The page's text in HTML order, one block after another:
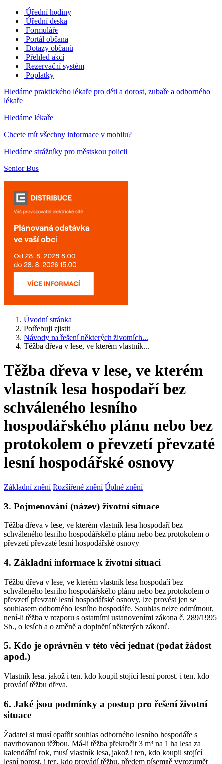
Úřední hodiny
Úřední deska
Formuláře
Portál občana
Dotazy občanů
Přehled akcí
Rezervační systém
Poplatky
Hledáme praktického lékaře pro děti a dorost, zubaře a odborného
lékaře
Hledáme lékaře
Chcete mít všechny informace v mobilu?
Hledáme strážníky pro městskou policii
Senior Bus
Úvodní stránka
Potřebuji zjistit
Návody na řešení některých životních...
Těžba dřeva v lese, ve kterém vlastník...
Těžba dřeva v lese, ve kterém
vlastník lesa hospodaří bez
schváleného lesního
hospodářského plánu nebo bez
protokolem o převzetí převzaté
lesní hospodářské osnovy
Základní znění Rozšířené znění Úplné znění
3. Pojmenování (název) životní situace
Těžba dřeva v lese, ve kterém vlastník lesa hospodaří bez
schváleného lesního hospodářského plánu nebo bez protokolem o
převzetí převzaté lesní hospodářské osnovy
4. Základní informace k životní situaci
Těžbu dřeva v lese, ve kterém vlastník lesa hospodaří bez
schváleného lesního hospodářského plánu nebo bez protokolem o
převzetí převzaté lesní hospodářské osnovy, lze provést jen se
souhlasem odborného lesního hospodáře. Souhlas nelze odmítnout,
není-li těžba v rozporu s ostatními ustanoveními zákona č. 289/1995
Sb., o lesích a o změně a doplnění některých zákonů.
5. Kdo je oprávněn v této věci jednat (podat žádost
apod.)
Vlastník lesa, jakož i ten, kdo koupil stojící lesní porost, i ten, kdo
provádí těžbu dřeva.
6. Jaké jsou podmínky a postup pro řešení životní
situace
Žadatel si musí opatřit souhlas odborného lesního hospodáře s
navrhovanou těžbou. Má-li těžba překročit 3 m³ na 1 ha lesa za
kalendářní rok, musí vlastník lesa, jakož i ten, kdo koupil stojící
lesní porost, i ten, kdo provádí těžbu, předem písemně vyrozumět